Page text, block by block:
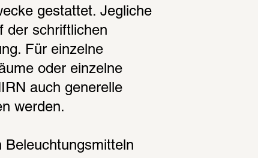
gestattet. Jegliche
der schriftlichen
Für einzelne
oder einzelne
auch generelle
werden.
Beleuchtungsmitteln